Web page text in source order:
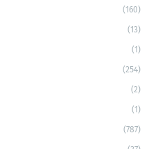
(160)
(13)
(1)
(254)
(2)
(1)
(787)
(37)